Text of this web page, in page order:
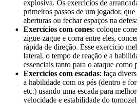
explosiva. Os exercícios de
primeiros passos de um jogador,
aberturas ou fechar espaços na
Exercícios com cones: coloque
zigue-zague e corra entre eles,
rápida de direção. Esse exercício
lateral, o tempo de reação e a
essenciais tanto para o ataque como
Exercícios com escadas: faça
a habilidade com os pés (dentro e
etc.) usando uma escada para
velocidade e estabilidade do